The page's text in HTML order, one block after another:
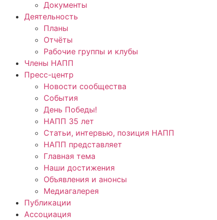
Документы
Деятельность
Планы
Отчёты
Рабочие группы и клубы
Члены НАПП
Пресс-центр
Новости сообщества
События
День Победы!
НАПП 35 лет
Статьи, интервью, позиция НАПП
НАПП представляет
Главная тема
Наши достижения
Объявления и анонсы
Медиагалерея
Публикации
Ассоциация